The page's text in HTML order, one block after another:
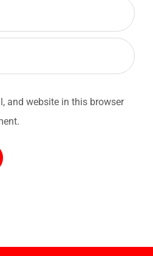
and website in this browser